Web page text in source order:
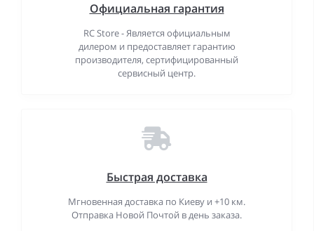
Официальная гарантия
RC Store - Является официальным
дилером и предоставляет гарантию
производителя, сертифицированный
сервисный центр.
Быстрая доставка
Мгновенная доставка по Киеву и +10 км.
Отправка Новой Почтой в день заказа.